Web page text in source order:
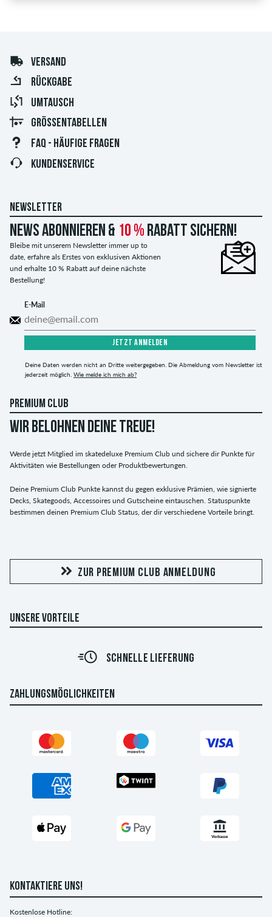
VERSAND
RÜCKGABE
UMTAUSCH
GRÖSSENTABELLEN
FAQ - HÄUFIGE FRAGEN
KUNDENSERVICE
NEWSLETTER
News abonnieren & 10 % Rabatt sichern!
Bleibe mit unserem Newsletter immer up to
date, erfahre als Erstes von exklusiven Aktionen
und erhalte 10 % Rabatt auf deine nächste
Bestellung!
E-Mail
JETZT ANMELDEN
Deine Daten werden nicht an Dritte weitergegeben. Die Abmeldung vom Newsletter ist
jederzeit möglich. Wie melde ich mich ab?
PREMIUM CLUB
WIR BELOHNEN DEINE TREUE!
Werde jetzt Mitglied im skatedeluxe Premium Club und sichere dir Punkte für
Aktivitäten wie Bestellungen oder Produktbewertungen.
Deine Premium Club Punkte kannst du gegen exklusive Prämien, wie signierte
Decks, Skategoods, Accessoires und Gutscheine eintauschen. Statuspunkte
bestimmen deinen Premium Club Status, der dir verschiedene Vorteile bringt.
ZUR PREMIUM CLUB ANMELDUNG
UNSERE VORTEILE
SCHNELLE LIEFERUNG
ZAHLUNGSMÖGLICHKEITEN
KONTAKTIERE UNS!
Kostenlose Hotline: